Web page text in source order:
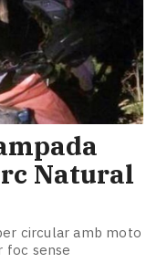
Natural
circular amb moto
foc sense